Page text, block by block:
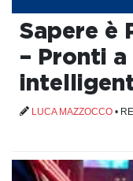
Sapere è
– Pronti
LUCA MAZZOCCO •